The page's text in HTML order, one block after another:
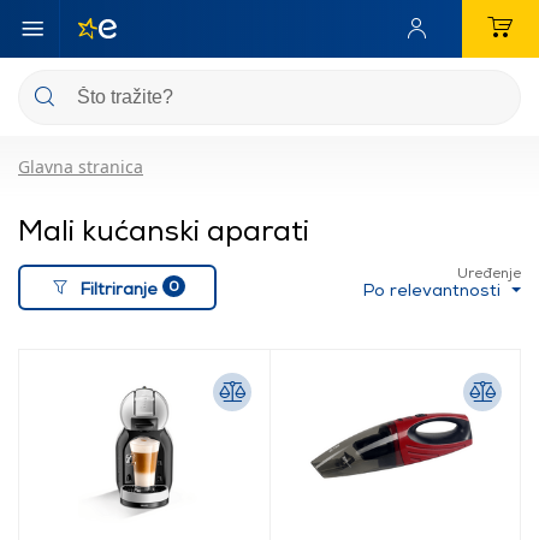
Glavna stranica
Mali kućanski aparati
Filtriranje 0
Uređenje
Po relevantnosti